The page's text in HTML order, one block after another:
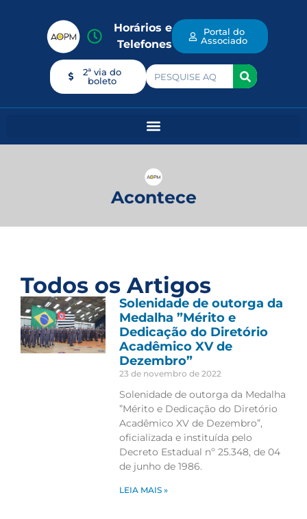
Horários e
Telefones
Portal do
Associado
2ª via do
boleto
Acontece
Todos os Artigos
Solenidade de outorga da
Medalha ”Mérito e
Dedicação do Diretório
Acadêmico XV de
Dezembro”
23 de novembro de 2022
Solenidade de outorga da Medalha
”Mérito e Dedicação do Diretório
Acadêmico XV de Dezembro”,
oficializada e instituída pelo
Decreto Estadual nº 25.348, de 04
de junho de 1986.
LEIA MAIS »